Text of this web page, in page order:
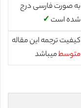
به صورت فارسی درج
شده است ✓
کیفیت ترجمه این مقاله
متوسطمیباشد